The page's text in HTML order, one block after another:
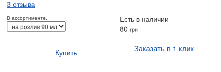
3 отзыва
В ассортименте:
Есть в наличии
80 грн
Купить Заказать в 1 клик